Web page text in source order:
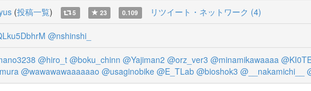
(投稿一覧) 5 23 0.109 リツイート・ネットワーク (4)
@nshinshi_
@hiro_t @boku_chinn @Yajiman2 @orz_ver3 @minamikawaaaa
@wawawawaaaaaao @usaginobike @E_TLab @bioshok3 @__nakamichi__